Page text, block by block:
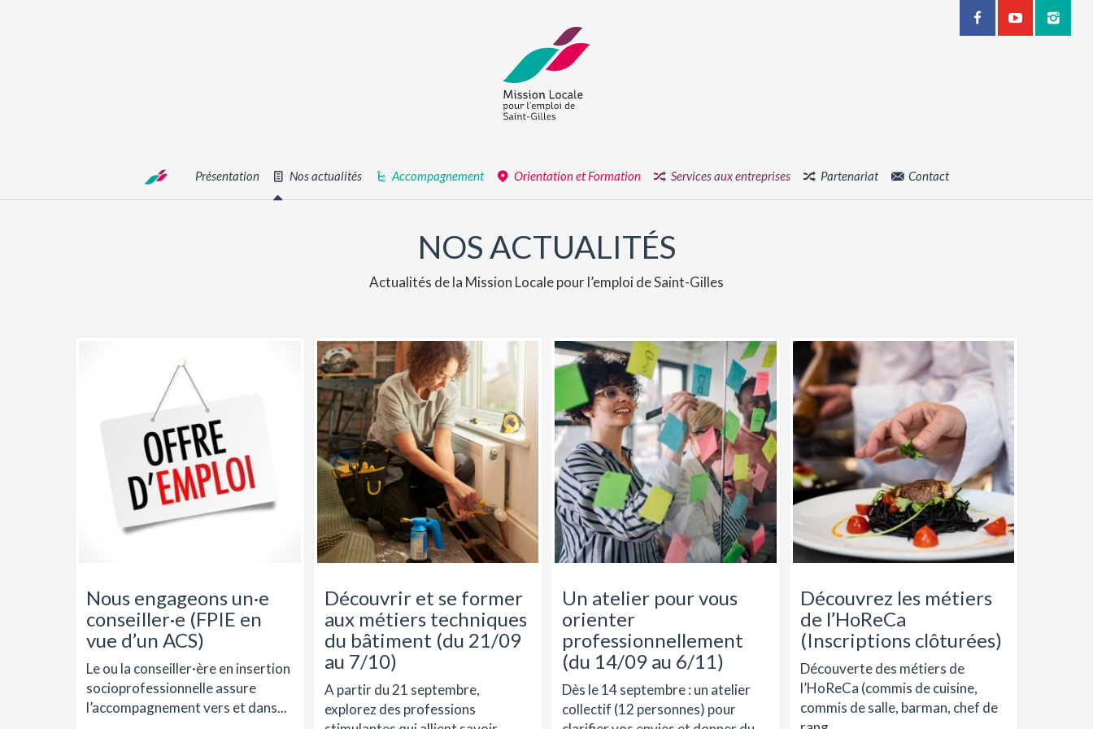
Présentation Nos actualités Accompagnement Orientation et Formation Services aux entreprises Partenariat Contact
NOS ACTUALITÉS
Actualités de la Mission Locale pour l’emploi de Saint-Gilles
Nous engageons un·e
conseiller·e (FPIE en
vue d’un ACS)
Le ou la conseiller·ère en insertion
socioprofessionnelle assure
l’accompagnement vers et dans...
Découvrir et se former
aux métiers techniques
du bâtiment (du 21/09
au 7/10)
A partir du 21 septembre,
explorez des professions
Un atelier pour vous
orienter
professionnellement
(du 14/09 au 6/11)
Dès le 14 septembre : un atelier
collectif (12 personnes) pour
Découvrez les métiers
de l’HoReCa
(Inscriptions clôturées)
Découverte des métiers de
l’HoReCa (commis de cuisine,
commis de salle, barman, chef de